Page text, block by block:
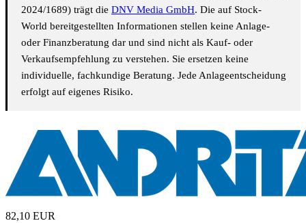
2024/1689) trägt die DNV Media GmbH. Die auf Stock-
World bereitgestellten Informationen stellen keine Anlage-
oder Finanzberatung dar und sind nicht als Kauf- oder
Verkaufsempfehlung zu verstehen. Sie ersetzen keine
individuelle, fachkundige Beratung. Jede Anlageentscheidung
erfolgt auf eigenes Risiko.
82,10 EUR